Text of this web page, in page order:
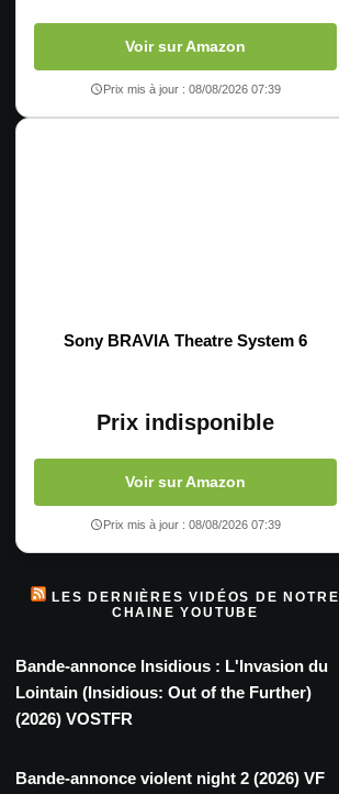
Voir sur Amazon
Prix mis à jour : 08/08/2026 07:39
Sony BRAVIA Theatre System 6
Prix indisponible
Voir sur Amazon
Prix mis à jour : 08/08/2026 07:39
LES DERNIÈRES VIDÉOS DE NOTRE
CHAINE YOUTUBE
Bande-annonce Insidious : L'Invasion du
Lointain (Insidious: Out of the Further)
(2026) VOSTFR
Bande-annonce violent night 2 (2026) VF